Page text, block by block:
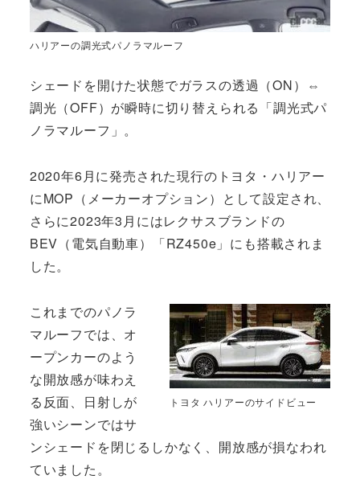
ハリアーの調光式パノラマルーフ
シェードを開けた状態でガラスの透過（ON）⇔
調光（OFF）が瞬時に切り替えられる「調光式パ
ノラマルーフ」。
2020年6月に発売された現行のトヨタ・ハリアー
にMOP（メーカーオプション）として設定され、
さらに2023年3月にはレクサスブランドの
BEV（電気自動車）「RZ450e」にも搭載されま
した。
トヨタ ハリアーのサイドビュー
これまでのパノラ
マルーフでは、オ
ープンカーのよう
な開放感が味わえ
る反面、日射しが
強いシーンではサ
ンシェードを閉じるしかなく、開放感が損なわれ
ていました。